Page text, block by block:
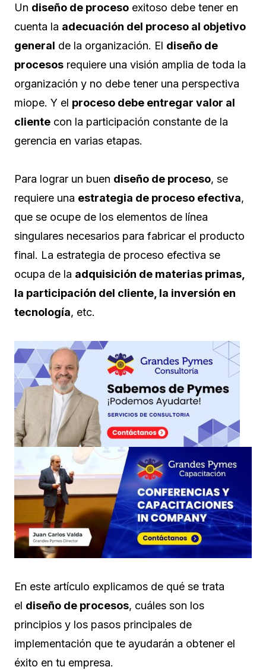
Un diseño de proceso exitoso debe tener en
cuenta la adecuación del proceso al objetivo
general de la organización. El diseño de
procesos requiere una visión amplia de toda la
organización y no debe tener una perspectiva
miope. Y el proceso debe entregar valor al
cliente con la participación constante de la
gerencia en varias etapas.
Para lograr un buen diseño de proceso, se
requiere una estrategia de proceso efectiva,
que se ocupe de los elementos de línea
singulares necesarios para fabricar el producto
final. La estrategia de proceso efectiva se
ocupa de la adquisición de materias primas,
la participación del cliente, la inversión en
tecnología, etc.
En este artículo explicamos de qué se trata
el diseño de procesos, cuáles son los
principios y los pasos principales de
implementación que te ayudarán a obtener el
éxito en tu empresa.